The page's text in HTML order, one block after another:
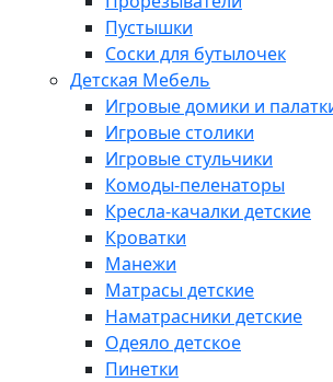
Пустышки
Соски для бутылочек
Детская Мебель
Игровые домики и
Игровые столики
Игровые стульчики
Комоды-пеленаторы
Кресла-качалки детские
Кроватки
Манежи
Матрасы детские
Наматрасники детские
Одеяло детское
Пинетки